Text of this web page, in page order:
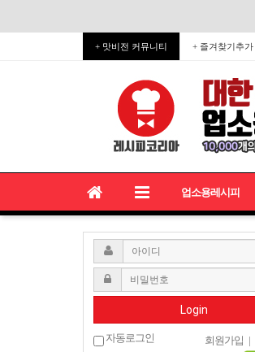
+ 맛비전 커뮤니티 + 즐겨찾기추가
업소용레시피
Login
자동로그인 회원가입 |